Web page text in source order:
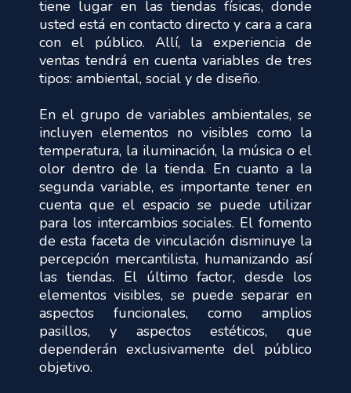
tiene lugar en las tiendas físicas, donde
usted está en contacto directo y cara a cara
con el público. Allí, la experiencia de
ventas tendrá en cuenta variables de tres
tipos: ambiental, social y de diseño.
En el grupo de variables ambientales, se
incluyen elementos no visibles como la
temperatura, la iluminación, la música o el
olor dentro de la tienda. En cuanto a la
segunda variable, es importante tener en
cuenta que el espacio se puede utilizar
para los intercambios sociales. El fomento
de esta faceta de vinculación disminuye la
percepción mercantilista, humanizando así
las tiendas. El último factor, desde los
elementos visibles, se puede separar en
aspectos funcionales, como amplios
pasillos, y aspectos estéticos, que
dependerán exclusivamente del público
objetivo.